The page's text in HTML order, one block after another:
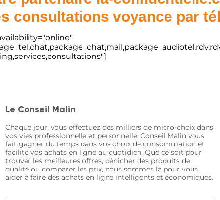
consultations voyance par
Le Conseil Malin
Chaque jour, vous effectuez des milliers de micro-choix dans
vos vies professionnelle et personnelle. Conseil Malin vous
fait gagner du temps dans vos choix de consommation et
facilite vos achats en ligne au quotidien. Que ce soit pour
trouver les meilleures offres, dénicher des produits de
qualité ou comparer les prix, nous sommes là pour vous
aider à faire des achats en ligne intelligents et économiques.